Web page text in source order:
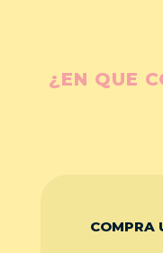
¿EN QUE
COMPRA